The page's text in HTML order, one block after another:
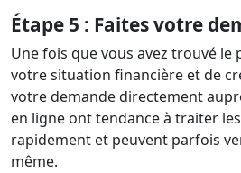
Étape 5 : Faites votre
Une fois que vous avez trouvé
votre situation financière et de
votre demande directement
en ligne ont tendance à traiter
rapidement et peuvent parfois
même.